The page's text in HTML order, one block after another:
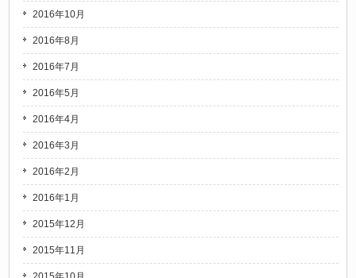
2016年10月
2016年8月
2016年7月
2016年5月
2016年4月
2016年3月
2016年2月
2016年1月
2015年12月
2015年11月